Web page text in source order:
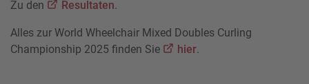
Zu den Resultaten.
Alles zur World Wheelchair Mixed Doubles Curling
Championship 2025 finden Sie
hier.